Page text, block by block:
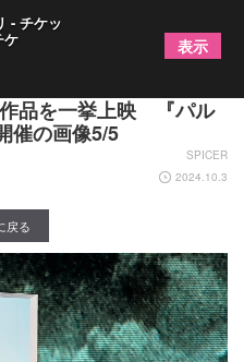
、栗山民也、ショー
品を一挙上映 『パル
催の画像5/5
SPICER
2024.10.3
戻る
- チケッ
ケ 表示